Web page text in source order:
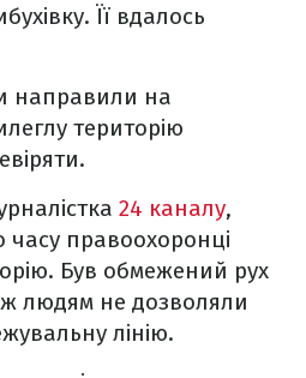
Її вдалось
направили на
територію
24 каналу,
часу правоохоронці
Був обмежений рух
людям не дозволяли
лінію.